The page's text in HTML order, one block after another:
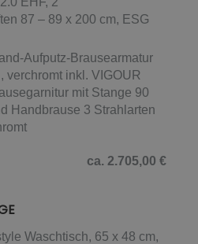
87 – 89 x 200 cm, ESG
Aufputz-Brausearmatur
verchromt inkl. VIGOUR
mit Stange 90
Handbrause 3 Strahlarten
ca. 2.705,00 €
Waschtisch, 65 x 48 cm,